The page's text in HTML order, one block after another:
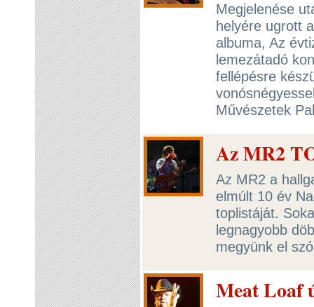
Megjelenése
helyére ugrott
albuma, Az
lemezátadó
fellépésre
Művészetek
Az MR2
Az MR2 a
elmúlt 10 év
toplistáját.
legnagyobb
megyünk el
Meat Loaf